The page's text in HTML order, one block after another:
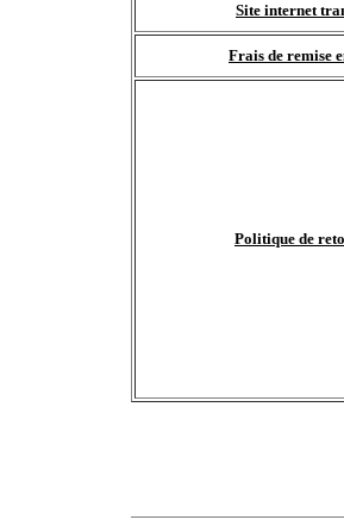
Site internet
Frais de remise
Politique de